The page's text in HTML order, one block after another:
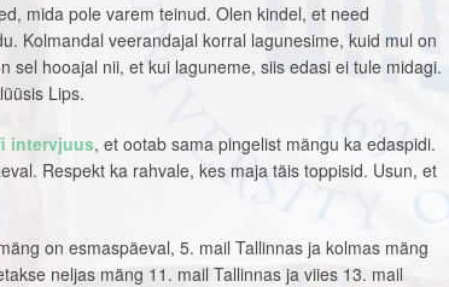
mida pole varem teinud. Olen kindel, et need
Kolmandal veerandajal korral lagunesime, kuid mul on
sel hooajal nii, et kui laguneme, siis edasi ei tule midagi.
Lips.
intervjuus, et ootab sama pingelist mängu ka edaspidi.
Respekt ka rahvale, kes maja täis toppisid. Usun, et
on esmaspäeval, 5. mail Tallinnas ja kolmas mäng
neljas mäng 11. mail Tallinnas ja viies 13. mail